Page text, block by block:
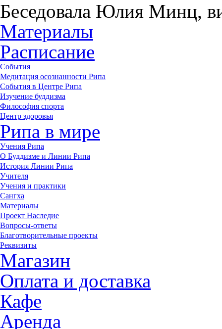
Беседовала Юлия Минц,
Материалы
Расписание
События
Медитация осознанности Рипа
События в Центре Рипа
Изучение буддизма
Философия спорта
Центр здоровья
Рипа в мире
Учения Рипа
О Буддизме и Линии Рипа
История Линии Рипа
Учителя
Учения и практики
Сангха
Материалы
Проект Наследие
Вопросы-ответы
Благотворительные проекты
Реквизиты
Магазин
Оплата и доставка
Кафе
Аренда